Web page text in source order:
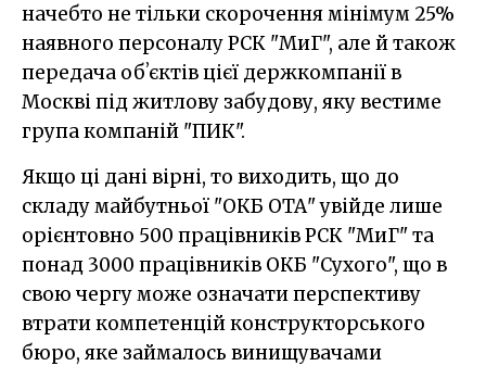
начебто не тільки скорочення мінімум 25%
наявного персоналу РСК "МиГ", але й також
передача обʼєктів цієї держкомпанії в
Москві під житлову забудову, яку вестиме
група компаній "ПИК".
Якщо ці дані вірні, то виходить, що до
складу майбутньої "ОКБ ОТА" увійде лише
орієнтовно 500 працівників РСК "МиГ" та
понад 3000 працівників ОКБ "Сухого", що в
свою чергу може означати перспективу
втрати компетенцій конструкторського
бюро, яке займалось винищувачами